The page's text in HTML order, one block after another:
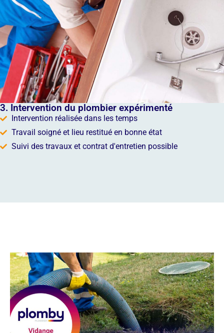
3. Intervention du plombier expérimenté
Intervention réalisée dans les temps
Travail soigné et lieu restitué en bonne état
Suivi des travaux et contrat d'entretien possible